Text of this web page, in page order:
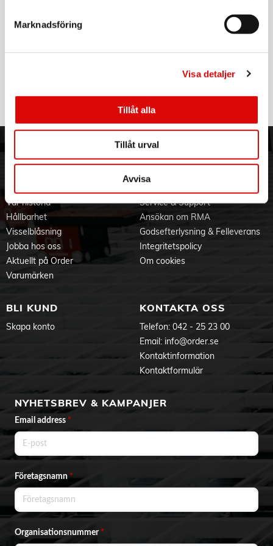
Marknadsföring
Visa detaljer
Tillåt alla
Tillåt urval
Avvisa
- Gummigrepp: Ja
ORDER NORDIC
Vår historia
Hållbarhet
Visselblåsning
Jobba hos oss
Aktuellt på Order
Varumärken
Allmänna villkor
Service & Support
Ansökan om RMA
Godsefterlysning & Felleverans
Integritetspolicy
Om cookies
BLI KUND
Skapa konto
KONTAKTA OSS
Telefon: 042 - 25 23 00
Email: info@order.se
Kontaktinformation
Kontaktformulär
NYHETSBREV & KAMPANJER
Email address *
Företagsnamn*
Organisationsnummer *